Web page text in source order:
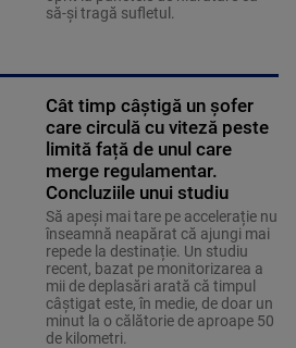
să-și tragă sufletul.
Cât timp câștigă un șofer
care circulă cu viteză peste
limită față de unul care
merge regulamentar.
Concluziile unui studiu
Să apeși mai tare pe accelerație nu
înseamnă neapărat că ajungi mai
repede la destinație. Un studiu
recent, bazat pe monitorizarea a
mii de deplasări arată că timpul
câștigat este, în medie, de doar un
minut la o călătorie de aproape 50
de kilometri.